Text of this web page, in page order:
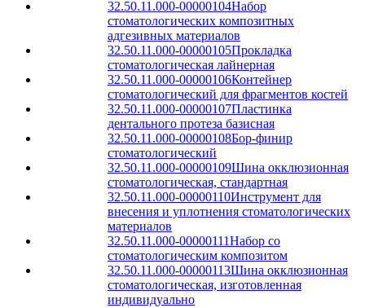
32.50.11.000-00000104Набор
стоматологических композитных
адгезивных материалов
32.50.11.000-00000105Прокладка
стоматологическая лайнерная
32.50.11.000-00000106Контейнер
стоматологический для фрагментов костей
32.50.11.000-00000107Пластинка
дентального протеза базисная
32.50.11.000-00000108Бор-финир
стоматологический
32.50.11.000-00000109Шина окклюзионная
стоматологическая, стандартная
32.50.11.000-00000110Инструмент для
внесения и уплотнения стоматологических
материалов
32.50.11.000-00000111Набор со
стоматологическим композитом
32.50.11.000-00000113Шина окклюзионная
стоматологическая, изготовленная
индивидуально